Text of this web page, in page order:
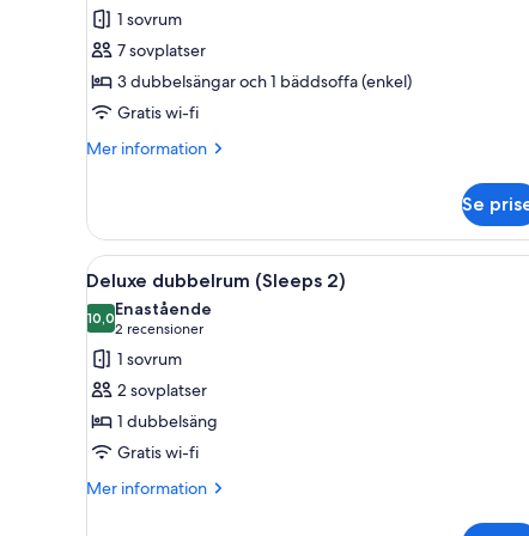
för
Lyxrum
1 sovrum
7 sovplatser
3 dubbelsängar och 1 bäddsoffa (enkel)
Gratis wi-fi
Mer information
Mer
Se
Öppna
alla
foton
för
Deluxe
dubbelrum
(Sleeps
2)
Ett sovrum med en stoppad
9
Deluxe dubbelrum (Sleeps 2)
10,010,0 av 10
Enastående
2 recensioner
(2 recensioner)
1 sovrum
2 sovplatser
1 dubbelsäng
Gratis wi-fi
Mer information
Mer